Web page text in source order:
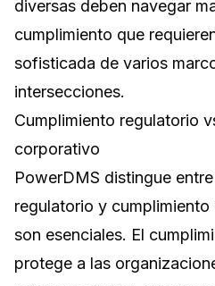
diversas deben navegar
cumplimiento que
sofisticada de varios
intersecciones.
Cumplimiento regulatorio
corporativo
PowerDMS distingue
regulatorio y
son esenciales. El
protege a las